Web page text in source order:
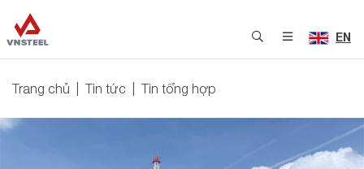
EN
Trang chủ Tin tức Tin tổng hợp